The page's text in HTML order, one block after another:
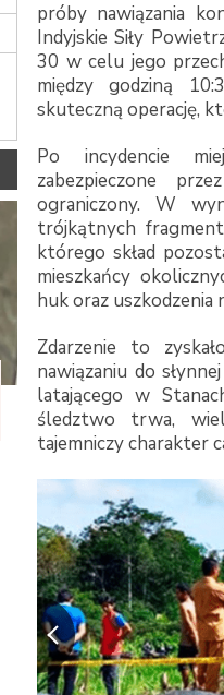
próby nawiązania
Indyjskie Siły
30 w celu jego
między godziną
skuteczną operację,
Po incydencie
zabezpieczone
ograniczony. W
trójkątnych
którego skład
mieszkańcy
huk oraz
Zdarzenie to
nawiązaniu do
latającego w
śledztwo trwa,
tajemniczy charakter